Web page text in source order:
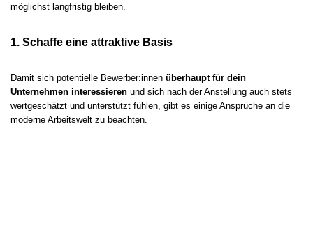
möglichst langfristig bleiben.
1. Schaffe eine attraktive Basis
Damit sich potentielle Bewerber:innen überhaupt für dein
Unternehmen interessieren und sich nach der Anstellung auch stets
wertgeschätzt und unterstützt fühlen, gibt es einige Ansprüche an die
moderne Arbeitswelt zu beachten.